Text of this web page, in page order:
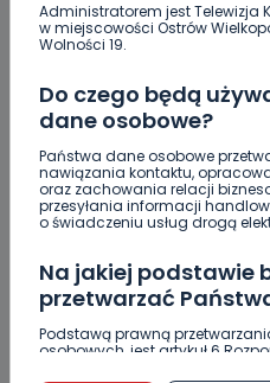
Administratorem jest Telewizja
w miejscowości Ostrów
Wolności 19.
Do czego będą
dane osobowe?
Państwa dane osobowe
nawiązania kontaktu,
oraz zachowania relacji
przesyłania informacji
o świadczeniu usług drogą
Na jakiej podstawie
przetwarzać
Podstawą prawną
osobowych, jest artykuł 6
06.08.2026
Zaginiona nastolatka.
informacje
Miał blisko 3 promile,
wyjaśnień.
Drugie podejście.
dokończenie
Z Krotoszyna do
policją